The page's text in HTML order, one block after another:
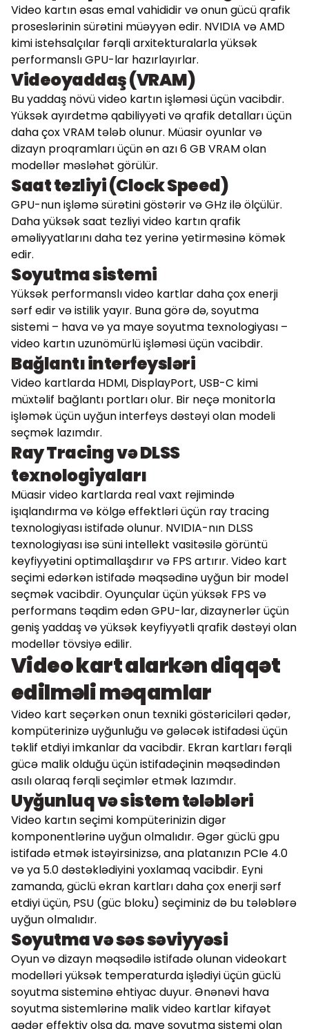
Video kartın əsas emal vahididir və onun gücü qrafik
proseslərinin sürətini müəyyən edir. NVIDIA və AMD
kimi istehsalçılar fərqli arxitekturalarla yüksək
performanslı GPU-lar hazırlayırlar.
Videoyaddaş (VRAM)
Bu yaddaş növü video kartın işləməsi üçün vacibdir.
Yüksək ayırdetmə qabiliyyəti və qrafik detalları üçün
daha çox VRAM tələb olunur. Müasir oyunlar və
dizayn proqramları üçün ən azı 6 GB VRAM olan
modellər məsləhət görülür.
Saat tezliyi (Clock Speed)
GPU-nun işləmə sürətini göstərir və GHz ilə ölçülür.
Daha yüksək saat tezliyi video kartın qrafik
əməliyyatlarını daha tez yerinə yetirməsinə kömək
edir.
Soyutma sistemi
Yüksək performanslı video kartlar daha çox enerji
sərf edir və istilik yayır. Buna görə də, soyutma
sistemi – hava və ya maye soyutma texnologiyası –
video kartın uzunömürlü işləməsi üçün vacibdir.
Bağlantı interfeysləri
Video kartlarda HDMI, DisplayPort, USB-C kimi
müxtəlif bağlantı portları olur. Bir neçə monitorla
işləmək üçün uyğun interfeys dəstəyi olan modeli
seçmək lazımdır.
Ray Tracing və DLSS
texnologiyaları
Müasir video kartlarda real vaxt rejimində
işıqlandırma və kölgə effektləri üçün ray tracing
texnologiyası istifadə olunur. NVIDIA-nın DLSS
texnologiyası isə süni intellekt vasitəsilə görüntü
keyfiyyətini optimallaşdırır və FPS artırır. Video kart
seçimi edərkən istifadə məqsədinə uyğun bir model
seçmək vacibdir. Oyunçular üçün yüksək FPS və
performans təqdim edən GPU-lar, dizaynerlər üçün
geniş yaddaş və yüksək keyfiyyətli qrafik dəstəyi olan
modellər tövsiyə edilir.
Video kart alarkən diqqət
edilməli məqamlar
Video kart seçərkən onun texniki göstəriciləri qədər,
kompüterinizə uyğunluğu və gələcək istifadəsi üçün
təklif etdiyi imkanlar da vacibdir. Ekran kartları fərqli
gücə malik olduğu üçün istifadəçinin məqsədindən
asılı olaraq fərqli seçimlər etmək lazımdır.
Uyğunluq və sistem tələbləri
Video kartın seçimi kompüterinizin digər
komponentlərinə uyğun olmalıdır. Əgər güclü gpu
istifadə etmək istəyirsinizsə, ana platanızın PCIe 4.0
və ya 5.0 dəstəklədiyini yoxlamaq vacibdir. Eyni
zamanda, güclü ekran kartları daha çox enerji sərf
etdiyi üçün, PSU (güc bloku) seçiminiz də bu tələblərə
uyğun olmalıdır.
Soyutma və səs səviyyəsi
Oyun və dizayn məqsədilə istifadə olunan videokart
modelləri yüksək temperaturda işlədiyi üçün güclü
soyutma sisteminə ehtiyac duyur. Ənənəvi hava
soyutma sistemlərinə malik video kartlar kifayət
qədər effektiv olsa da, maye soyutma sistemi olan